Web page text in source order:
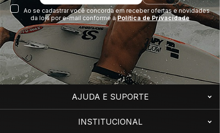
Ao se cadastrar você concorda em receber ofertas e novidades
da loja por e-mail conforme aPolítica de Privacidade
AJUDA E SUPORTE
INSTITUCIONAL